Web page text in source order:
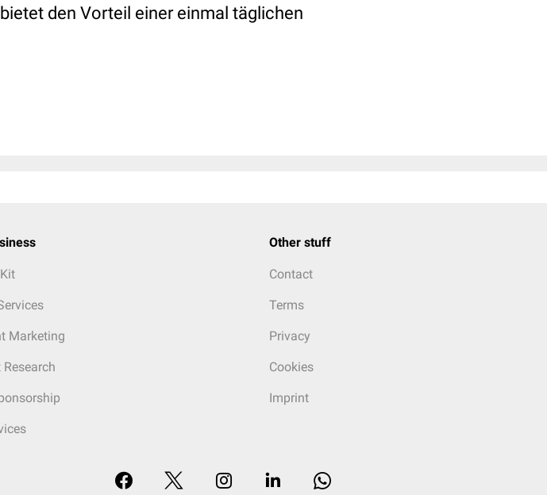
den Vorteil einer einmal täglichen
Marketing
Other stuff
Contact
Terms
Privacy
Cookies
Imprint